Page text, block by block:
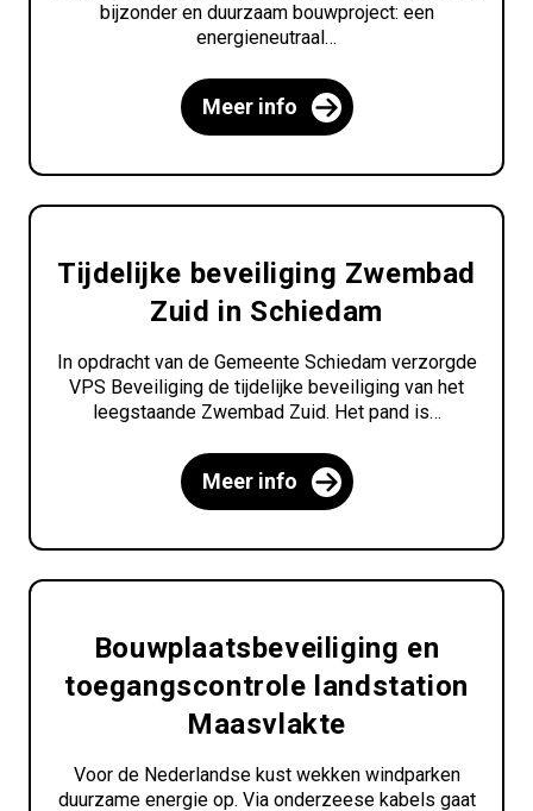
bijzonder en duurzaam bouwproject: een
energieneutraal…
Meer info
Tijdelijke beveiliging Zwembad
Zuid in Schiedam
In opdracht van de Gemeente Schiedam verzorgde
VPS Beveiliging de tijdelijke beveiliging van het
leegstaande Zwembad Zuid. Het pand is…
Meer info
Bouwplaatsbeveiliging en
toegangscontrole landstation
Maasvlakte
Voor de Nederlandse kust wekken windparken
duurzame energie op. Via onderzeese kabels gaat